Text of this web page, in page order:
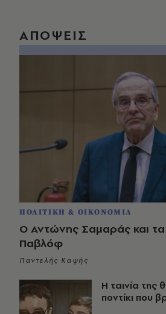
ΑΠΟΨΕΙΣ
ΠΟΛΙΤΙΚΗ & ΟΙΚΟΝΟΜΙΑ
Ο Αντώνης Σαμαράς και τα
Παβλόφ
Παντελής Καψής
Η ταινία της
ποντίκι που